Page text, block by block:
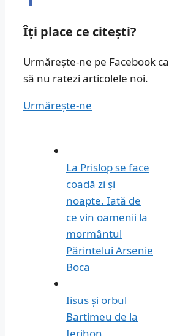
Îți place ce citești?
Urmărește-ne pe Facebook ca
să nu ratezi articolele noi.
Urmărește-ne
La Prislop se face
coadă zi și
noapte. Iată de
ce vin oamenii la
mormântul
Părintelui Arsenie
Boca
Iisus și orbul
Bartimeu de la
Ierihon